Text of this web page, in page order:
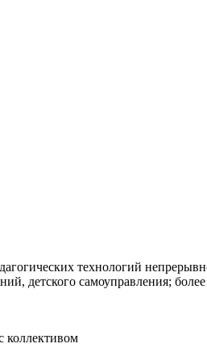
технологий
детского самоуправления;
коллективом